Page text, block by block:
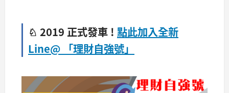
♘ 2019 正式發車 ! 點此加入全新
Line@ 「理財自強號」